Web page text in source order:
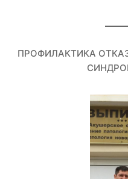
ПРОФИЛАКТИКА